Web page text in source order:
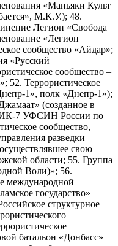
«Маньяки Культ
М.К.У.); 48.
Легион «Свобода
«Легион
сообщество «Айдар»;
«Русский
сообщество –
52. Террористическое
1», полк «Днепр-1»);
(созданное в
ИК-7 УФСИН России по
сообщество,
разведки
свою
области; 55. Группа
Воли)»; 56.
международной
государство»
структурное
батальон «Донбасс»